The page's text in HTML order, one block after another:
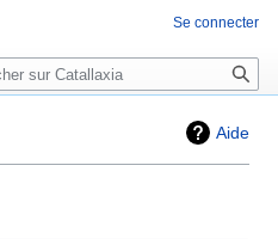
Aide
Se connecter